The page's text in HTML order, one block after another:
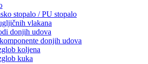
stopalo / PU stopalo
vlakana
donjih udova
donjih udova
koljena
kuka